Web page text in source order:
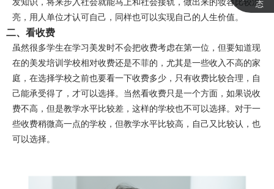
亮，用人单位才认可自己，同样也可以实现自己的人生价值。
二、看收费
虽然很多学生在学习美发时不会把收费考虑在第一位，但要知道现
在的美发培训学校相对收费还是不菲的，尤其是一些收入不高的家
庭，在选择学校之前也要看一下收费多少，只有收费比较合理，自
己能承受得了，才可以选择。当然看收费只是一个方面，如果说收
费不高，但是教学水平比较差，这样的学校也不可以选择。对于一
些收费稍微高一点的学校，但教学水平比较高，自己又比较认，也
可以选择。
态